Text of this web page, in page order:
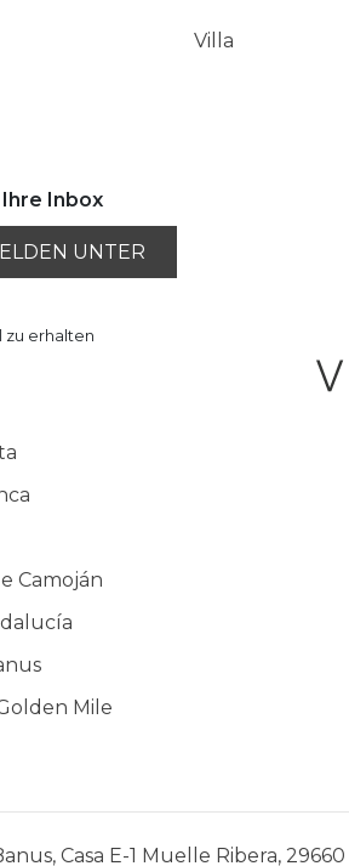
Villa
Inbox
UNTER
zu erhalten
Camoján
Mile
Casa E-1 Muelle Ribera,